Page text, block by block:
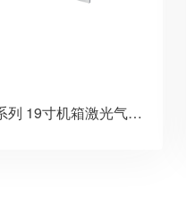
DLGA-2000系列 19寸机箱激光气体分析仪